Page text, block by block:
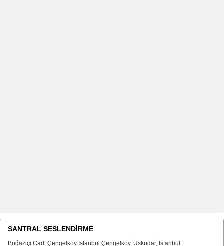
SANTRAL SESLENDİRME
Boğaziçi Cad. Çengelköy İstanbul Çengelköy, Üsküdar, İstanbul